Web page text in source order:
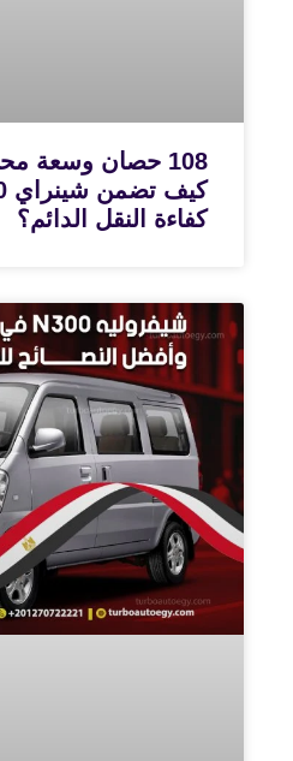
كفاءة النقل الدائم؟